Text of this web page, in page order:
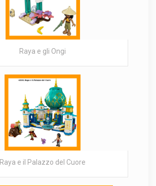
Raya e gli Ongi
Raya e il Palazzo del Cuore